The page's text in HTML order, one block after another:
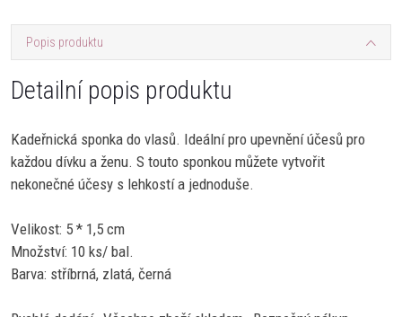
Popis produktu
Detailní popis produktu
Kadeřnická sponka do vlasů. Ideální pro upevnění účesů pro
každou dívku a ženu. S touto sponkou můžete vytvořit
nekonečné účesy s lehkostí a jednoduše.
Velikost: 5 * 1,5 cm
Množství: 10 ks/ bal.
Barva: stříbrná, zlatá, černá